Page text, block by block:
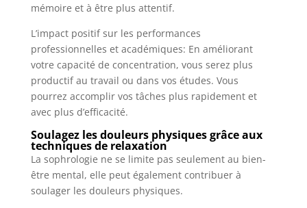
mémoire et à être plus attentif.
L’impact positif sur les performances
professionnelles et académiques: En améliorant
votre capacité de concentration, vous serez plus
productif au travail ou dans vos études. Vous
pourrez accomplir vos tâches plus rapidement et
avec plus d’efficacité.
Soulagez les douleurs physiques grâce aux
techniques de relaxation
La sophrologie ne se limite pas seulement au bien-
être mental, elle peut également contribuer à
soulager les douleurs physiques.